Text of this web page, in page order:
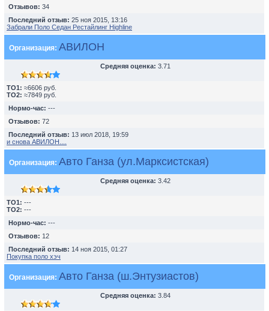
Отзывов: 34
Последний отзыв: 25 ноя 2015, 13:16
Забрали Поло Седан Рестайлинг Highline
Организация: АВИЛОН
Средняя оценка: 3.71
TO1: ≈6606 руб.
TO2: ≈7849 руб.
Нормо-час: ---
Отзывов: 72
Последний отзыв: 13 июл 2018, 19:59
и снова АВИЛОН....
Организация: Авто Ганза (ул.Марксистская)
Средняя оценка: 3.42
TO1: ---
TO2: ---
Нормо-час: ---
Отзывов: 12
Последний отзыв: 14 ноя 2015, 01:27
Покупка поло хэч
Организация: Авто Ганза (ш.Энтузиастов)
Средняя оценка: 3.84